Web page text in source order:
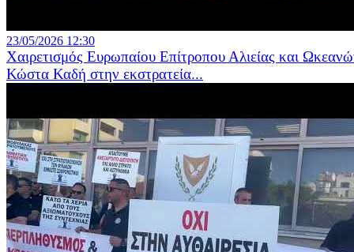
23/05/2026 12:30
Χαιρετισμός Ευρωπαίου Επίτροπου Αλιείας και
Κώστα Καδή στην εκστρατεία...